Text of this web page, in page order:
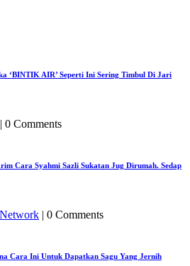
‘BINTIK AIR’ Seperti Ini Sering Timbul Di Jari
| 0 Comments
Cara Syahmi Sazli Sukatan Jug Dirumah. Sedap
| 0 Comments
Cara Ini Untuk Dapatkan Sagu Yang Jernih